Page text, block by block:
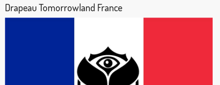
Drapeau Tomorrowland France